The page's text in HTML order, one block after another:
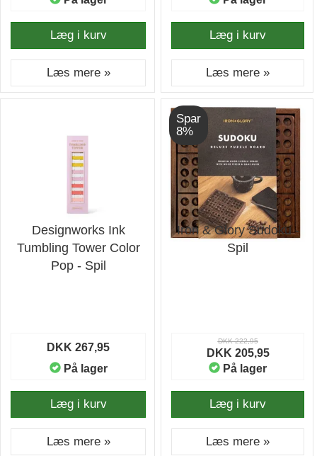
Læg i kurv
Læs mere »
Læg i kurv
Læs mere »
Designworks Ink
Tumbling Tower Color
Pop - Spil
DKK 267,95
På lager
Læg i kurv
Læs mere »
Spar
8%
Iron & Glory Sudoku -
Spil
DKK 222,95
DKK 205,95
På lager
Læg i kurv
Læs mere »